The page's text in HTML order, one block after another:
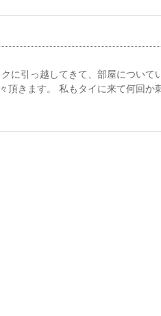
に引っ越してきて、部屋につい
頂きます。 私もタイに来て何回か